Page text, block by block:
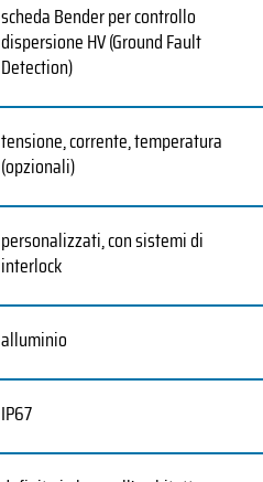
scheda Bender per controllo
dispersione HV (Ground Fault
Detection)
tensione, corrente, temperatura
(opzionali)
personalizzati, con sistemi di
interlock
alluminio
IP67